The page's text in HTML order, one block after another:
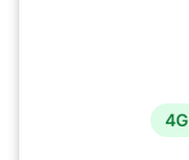
4G